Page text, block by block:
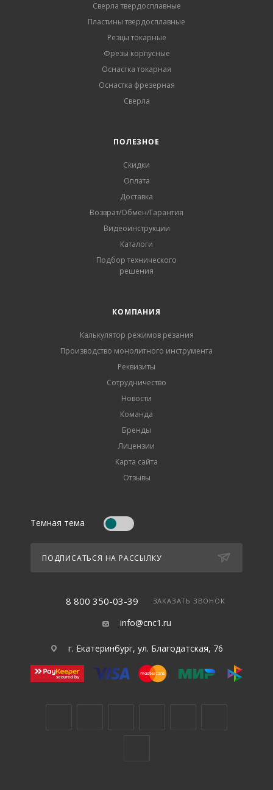
Сверла твердосплавные
Пластины твердосплавные
Резцы токарные
Фрезы корпусные
Оснастка токарная
Оснастка фрезерная
Сверла
ПОЛЕЗНОЕ
Скидки
Оплата
Доставка
Возврат/Обмен/Гарантия
Видеоинструкции
Каталоги
Подбор технического
решения
КОМПАНИЯ
Калькулятор режимов резания
Производство монолитного инструмента
Реквизиты
Сотрудничество
Новости
Команда
Бренды
Лицензии
Карта сайта
Отзывы
Темная тема
ПОДПИСАТЬСЯ НА РАССЫЛКУ
8 800 350-03-39 ЗАКАЗАТЬ ЗВОНОК
info@cnc1.ru
г. Екатеринбург, ул. Благодатская, 76